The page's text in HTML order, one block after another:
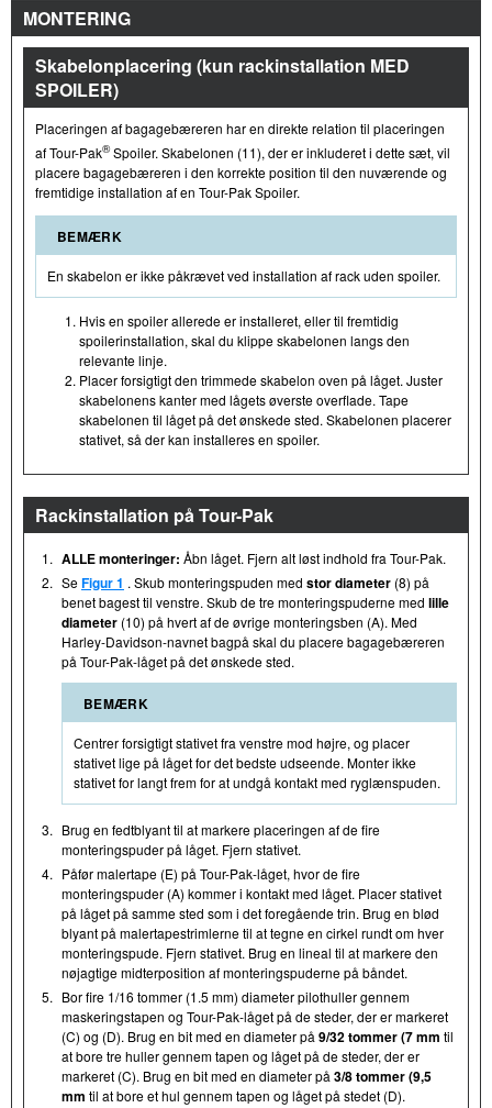
MONTERING
Skabelonplacering (kun rackinstallation MED
SPOILER)
Placeringen af bagagebæreren har en direkte relation til placeringen
af Tour-Pak®Spoiler. Skabelonen (11), der er inkluderet i dette sæt, vil
placere bagagebæreren i den korrekte position til den nuværende og
fremtidige installation af en Tour-Pak Spoiler.
BEMÆRK
En skabelon er ikke påkrævet ved installation af rack uden spoiler.
Hvis en spoiler allerede er installeret, eller til fremtidig
spoilerinstallation, skal du klippe skabelonen langs den
relevante linje.
Placer forsigtigt den trimmede skabelon oven på låget. Juster
skabelonens kanter med lågets øverste overflade. Tape
skabelonen til låget på det ønskede sted. Skabelonen placerer
stativet, så der kan installeres en spoiler.
Rackinstallation på Tour-Pak
1. ALLE monteringer: Åbn låget. Fjern alt løst indhold fra Tour-Pak.
2. SeFigur 1 . Skub monteringspuden med stor diameter (8) på
benet bagest til venstre. Skub de tre monteringspuderne med lille
diameter (10) på hvert af de øvrige monteringsben (A). Med
Harley-Davidson-navnet bagpå skal du placere bagagebæreren
på Tour-Pak-låget på det ønskede sted.
BEMÆRK
Centrer forsigtigt stativet fra venstre mod højre, og placer
stativet lige på låget for det bedste udseende. Monter ikke
stativet for langt frem for at undgå kontakt med ryglænspuden.
3. Brug en fedtblyant til at markere placeringen af de fire
monteringspuder på låget. Fjern stativet.
4. Påfør malertape (E) på Tour-Pak-låget, hvor de fire
monteringspuder (A) kommer i kontakt med låget. Placer stativet
på låget på samme sted som i det foregående trin. Brug en blød
blyant på malertapestrimlerne til at tegne en cirkel rundt om hver
monteringspude. Fjern stativet. Brug en lineal til at markere den
nøjagtige midterposition af monteringspuderne på båndet.
5. Bor fire 1/16 tommer (1.5 mm) diameter pilothuller gennem
maskeringstapen og Tour-Pak-låget på de steder, der er markeret
(C) og (D). Brug en bit med en diameter på 9/32 tommer (7 mm til
at bore tre huller gennem tapen og låget på de steder, der er
markeret (C). Brug en bit med en diameter på 3/8 tommer (9,5
mm til at bore et hul gennem tapen og låget på stedet (D).